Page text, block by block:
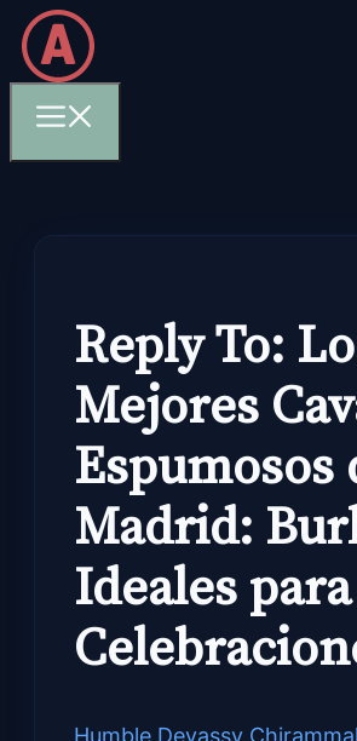
Skip
to
content
Reply To:
Mejores
Espumosos
Madrid:
Ideales
Humble Devassy Chirammal